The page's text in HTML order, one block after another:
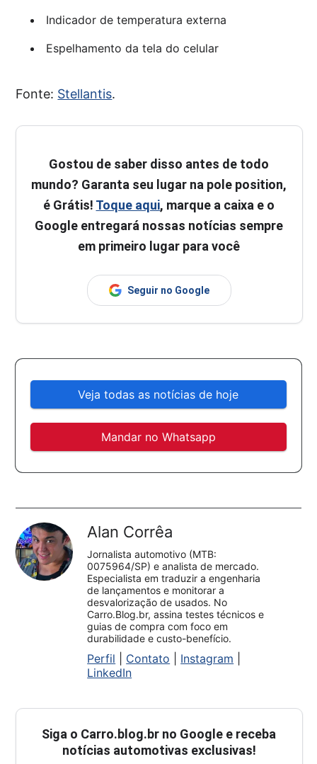
Indicador de temperatura externa
Espelhamento da tela do celular
Fonte: Stellantis.
Gostou de saber disso antes de todo
mundo? Garanta seu lugar na pole position,
é Grátis! Toque aqui, marque a caixa e o
Google entregará nossas notícias sempre
em primeiro lugar para você
Seguir no Google
Veja todas as notícias de hoje
Mandar no Whatsapp
Alan Corrêa
Jornalista automotivo (MTB:
0075964/SP) e analista de mercado.
Especialista em traduzir a engenharia
de lançamentos e monitorar a
desvalorização de usados. No
Carro.Blog.br, assina testes técnicos e
guias de compra com foco em
durabilidade e custo-benefício.
Perfil Contato Instagram
LinkedIn
Siga o Carro.blog.br no Google e receba
notícias automotivas exclusivas!